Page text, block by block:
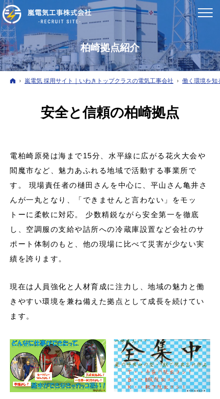
柏崎拠点紹介
ホーム
嵐電気 採用サイト｜いわきトップクラスの電気工事会社 働く環境を知
安全と信頼の柏崎拠点
電柏崎原発は海まで15分、水平線に広がる花火大会や
閻魔市など、魅力あふれる地域で活動する事業所で
す。 現場責任者の樋田さんを中心に、平山さん亀井さ
んが一丸となり、「できませんと言わない」をモッ
トーに柔軟に対応。 少数精鋭ながら安全第一を徹底
し、空調服の支給や詰所への冷蔵庫設置など会社のサ
ポート体制のもと、他の現場に比べて災害が少ない実
績を誇ります。
現在は人員強化と人材育成に注力し、地域の魅力と働
きやすい環境を兼ね備えた拠点として成長を続けてい
ます。